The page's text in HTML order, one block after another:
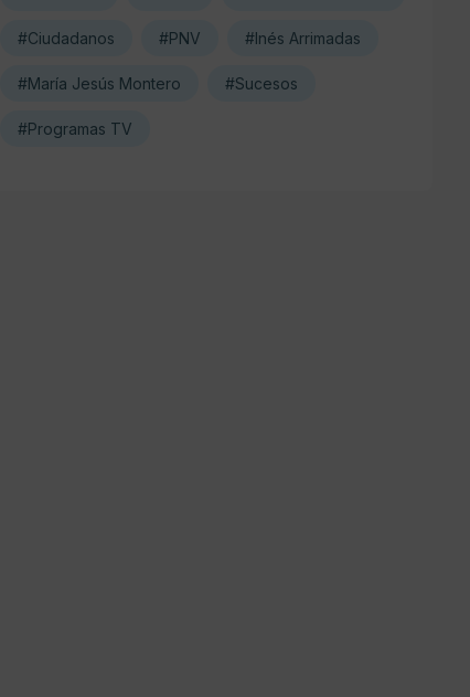
#Ciudadanos #PNV #Inés Arrimadas
#María Jesús Montero #Sucesos
#Programas TV